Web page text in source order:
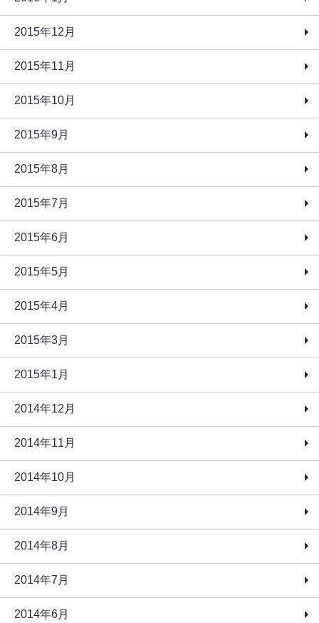
2015年12月
2015年11月
2015年10月
2015年9月
2015年8月
2015年7月
2015年6月
2015年5月
2015年4月
2015年3月
2015年1月
2014年12月
2014年11月
2014年10月
2014年9月
2014年8月
2014年7月
2014年6月